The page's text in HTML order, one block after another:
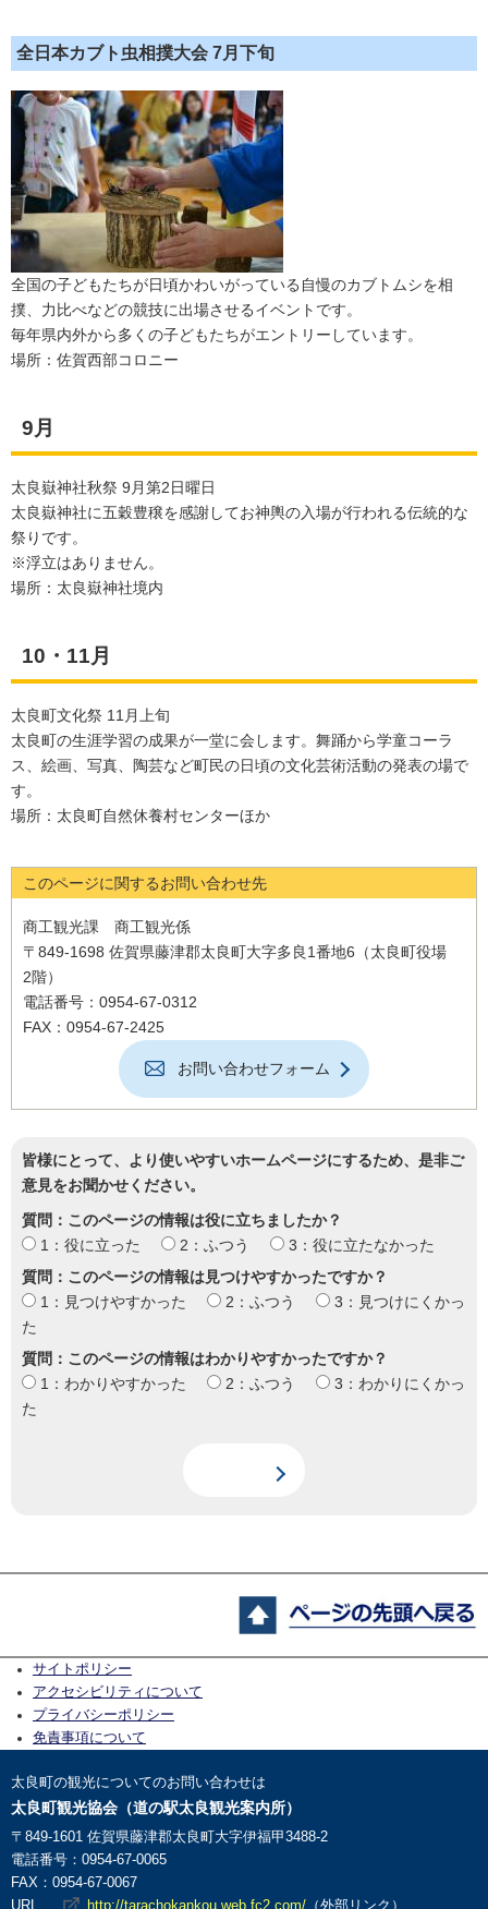
全日本カブト虫相撲大会 7月下旬
全国の子どもたちが日頃かわいがっている自慢のカブトムシを相
撲、力比べなどの競技に出場させるイベントです。
毎年県内外から多くの子どもたちがエントリーしています。
場所：佐賀西部コロニー
9月
太良嶽神社秋祭 9月第2日曜日
太良嶽神社に五穀豊穣を感謝してお神輿の入場が行われる伝統的な
祭りです。
※浮立はありません。
場所：太良嶽神社境内
10・11月
太良町文化祭 11月上旬
太良町の生涯学習の成果が一堂に会します。舞踊から学童コーラ
ス、絵画、写真、陶芸など町民の日頃の文化芸術活動の発表の場で
す。
場所：太良町自然休養村センターほか
このページに関するお問い合わせ先
商工観光課 商工観光係
〒849-1698 佐賀県藤津郡太良町大字多良1番地6（太良町役場
2階）
電話番号：0954-67-0312
FAX：0954-67-2425
お問い合わせフォーム
皆様にとって、より使いやすいホームページにするため、是非ご
意見をお聞かせください。
質問：このページの情報は役に立ちましたか？
1：役に立った
2：ふつう
3：役に立たなかった
質問：このページの情報は見つけやすかったですか？
1：見つけやすかった
2：ふつう
3：見つけにくかっ
た
質問：このページの情報はわかりやすかったですか？
1：わかりやすかった
2：ふつう
3：わかりにくかっ
た
サイトポリシー
アクセシビリティについて
プライバシーポリシー
免責事項について
太良町の観光についてのお問い合わせは
太良町観光協会（道の駅太良観光案内所）
〒849-1601 佐賀県藤津郡太良町大字伊福甲3488-2
電話番号：0954-67-0065
FAX：0954-67-0067
URL
http://tarachokankou.web.fc2.com/ （外部リンク）